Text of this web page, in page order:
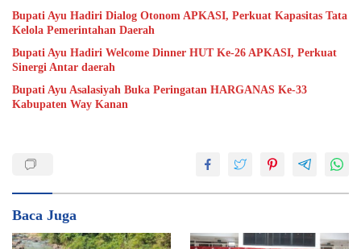
Bupati Ayu Hadiri Dialog Otonom APKASI, Perkuat Kapasitas Tata
Kelola Pemerintahan Daerah
Bupati Ayu Hadiri Welcome Dinner HUT Ke-26 APKASI, Perkuat
Sinergi Antar daerah
Bupati Ayu Asalasiyah Buka Peringatan HARGANAS Ke-33
Kabupaten Way Kanan
Baca Juga